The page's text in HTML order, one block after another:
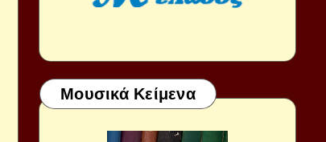
Μουσικά Κείμενα